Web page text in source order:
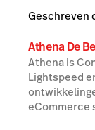
Geschreven
Athena De
Athena is
Lightspeed
eCommerce